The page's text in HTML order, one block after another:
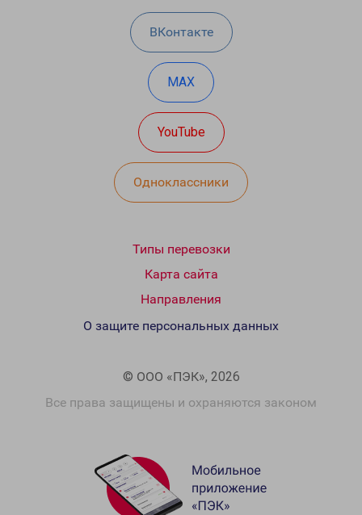
ВКонтакте
MAX
YouTube
Одноклассники
Типы перевозки
Карта сайта
Направления
© ООО «ПЭК», 2026
Все права защищены и охраняются законом
О защите персональных данных